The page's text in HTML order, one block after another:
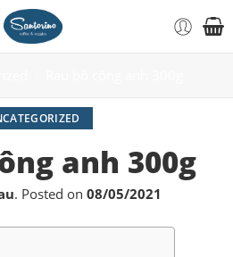
anh 300g
. Posted on 08/05/2021